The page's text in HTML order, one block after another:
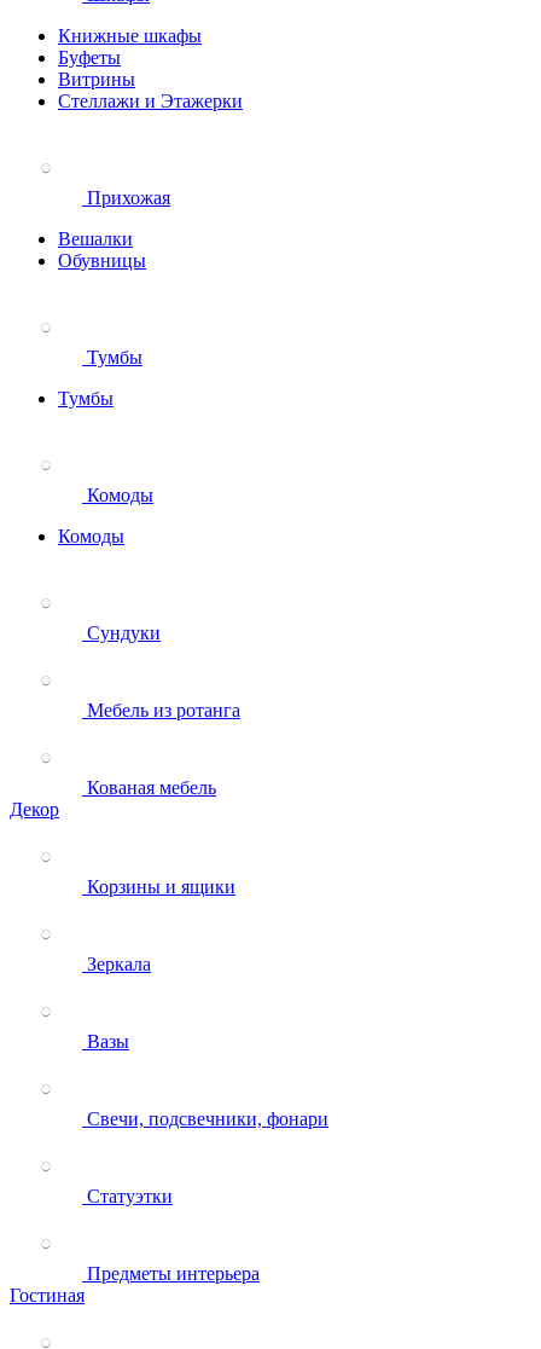
Книжные шкафы
Буфеты
Витрины
Стеллажи и Этажерки
Прихожая
Вешалки
Обувницы
Тумбы
Тумбы
Комоды
Комоды
Сундуки
Мебель из ротанга
Кованая мебель
Декор
Корзины и ящики
Зеркала
Вазы
Свечи, подсвечники, фонари
Статуэтки
Предметы интерьера
Гостиная